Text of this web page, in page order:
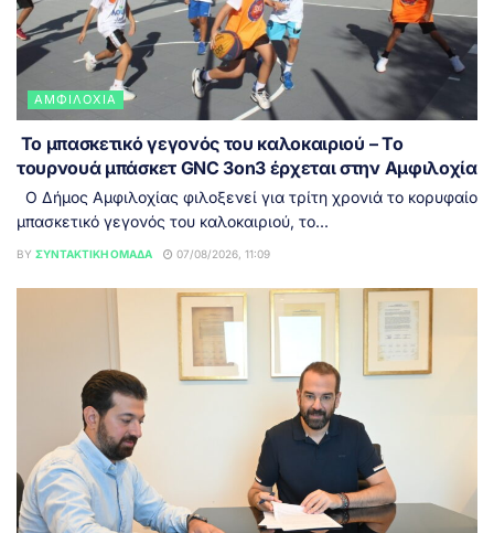
ΑΜΦΙΛΟΧΊΑ
Το μπασκετικό γεγονός του καλοκαιριού – Το
τουρνουά μπάσκετ GNC 3on3 έρχεται στην Αμφιλοχία
Ο Δήμος Αμφιλοχίας φιλοξενεί για τρίτη χρονιά το κορυφαίο
μπασκετικό γεγονός του καλοκαιριού, το...
BY ΣΥΝΤΑΚΤΙΚΉ ΟΜΆΔΑ 07/08/2026, 11:09